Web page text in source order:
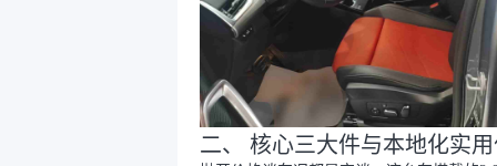
二、 核心三大件与本地化实